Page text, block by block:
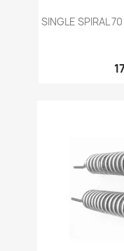
SINGLE SPIRAL